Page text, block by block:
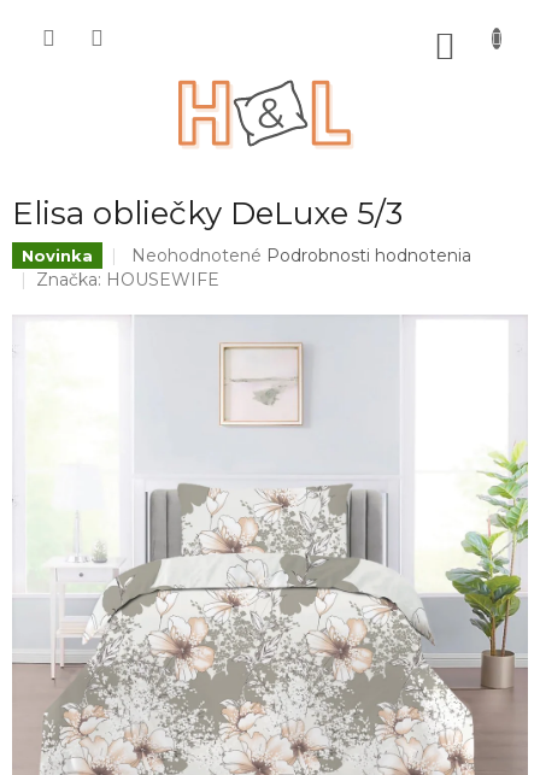
Elisa obliečky DeLuxe 5/3
Novinka
Priemerné
hodnotenie
je
hviezdičiek.
Neohodnotené Podrobnosti hodnotenia
Značka: HOUSEWIFE